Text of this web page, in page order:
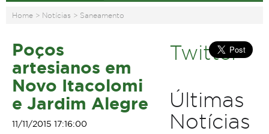
Home > Notícias > Saneamento
Poços
artesianos em
Novo Itacolomi
e Jardim Alegre
11/11/2015 17:16:00
Twitter
Últimas
Notícias